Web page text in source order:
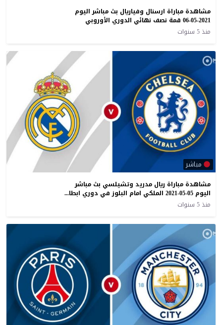
مشاهدة مباراة ارسنال وفياريال بث مباشر اليوم
06-05-2021 قمة نصف نهائي الدوري الأوروبي
منذ 5 سنوات
مباشر
مشاهدة مباراة ريال مدريد وتشيلسي بث مباشر
اليوم 05-05-2021 الملكي امام البلوز في دوري ابطال اوروبا
منذ 5 سنوات